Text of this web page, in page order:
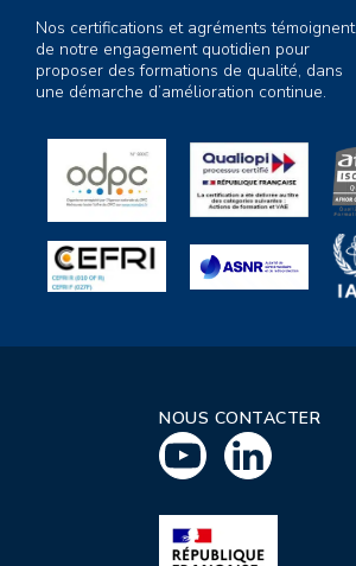
Nos certifications et agréments témoignent
de notre engagement quotidien pour
proposer des formations de qualité, dans
une démarche d’amélioration continue.
NOUS CONTACTER